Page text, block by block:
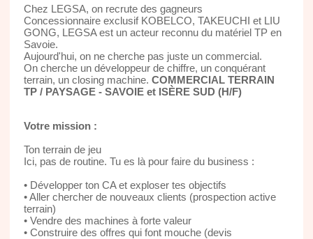
Chez LEGSA, on recrute des gagneurs
Concessionnaire exclusif KOBELCO, TAKEUCHI et LIU
GONG, LEGSA est un acteur reconnu du matériel TP en
Savoie.
Aujourd'hui, on ne cherche pas juste un commercial.
On cherche un développeur de chiffre, un conquérant
terrain, un closing machine. COMMERCIAL TERRAIN
TP / PAYSAGE - SAVOIE et ISÈRE SUD (H/F)
Votre mission :
Ton terrain de jeu
Ici, pas de routine. Tu es là pour faire du business :
• Développer ton CA et exploser tes objectifs
• Aller chercher de nouveaux clients (prospection active
terrain)
• Vendre des machines à forte valeur
• Construire des offres qui font mouche (devis